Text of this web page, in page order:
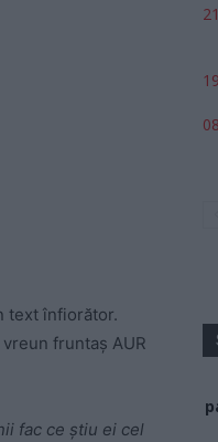
text înfiorător.
fruntaș AUR
fac ce știu ei cel